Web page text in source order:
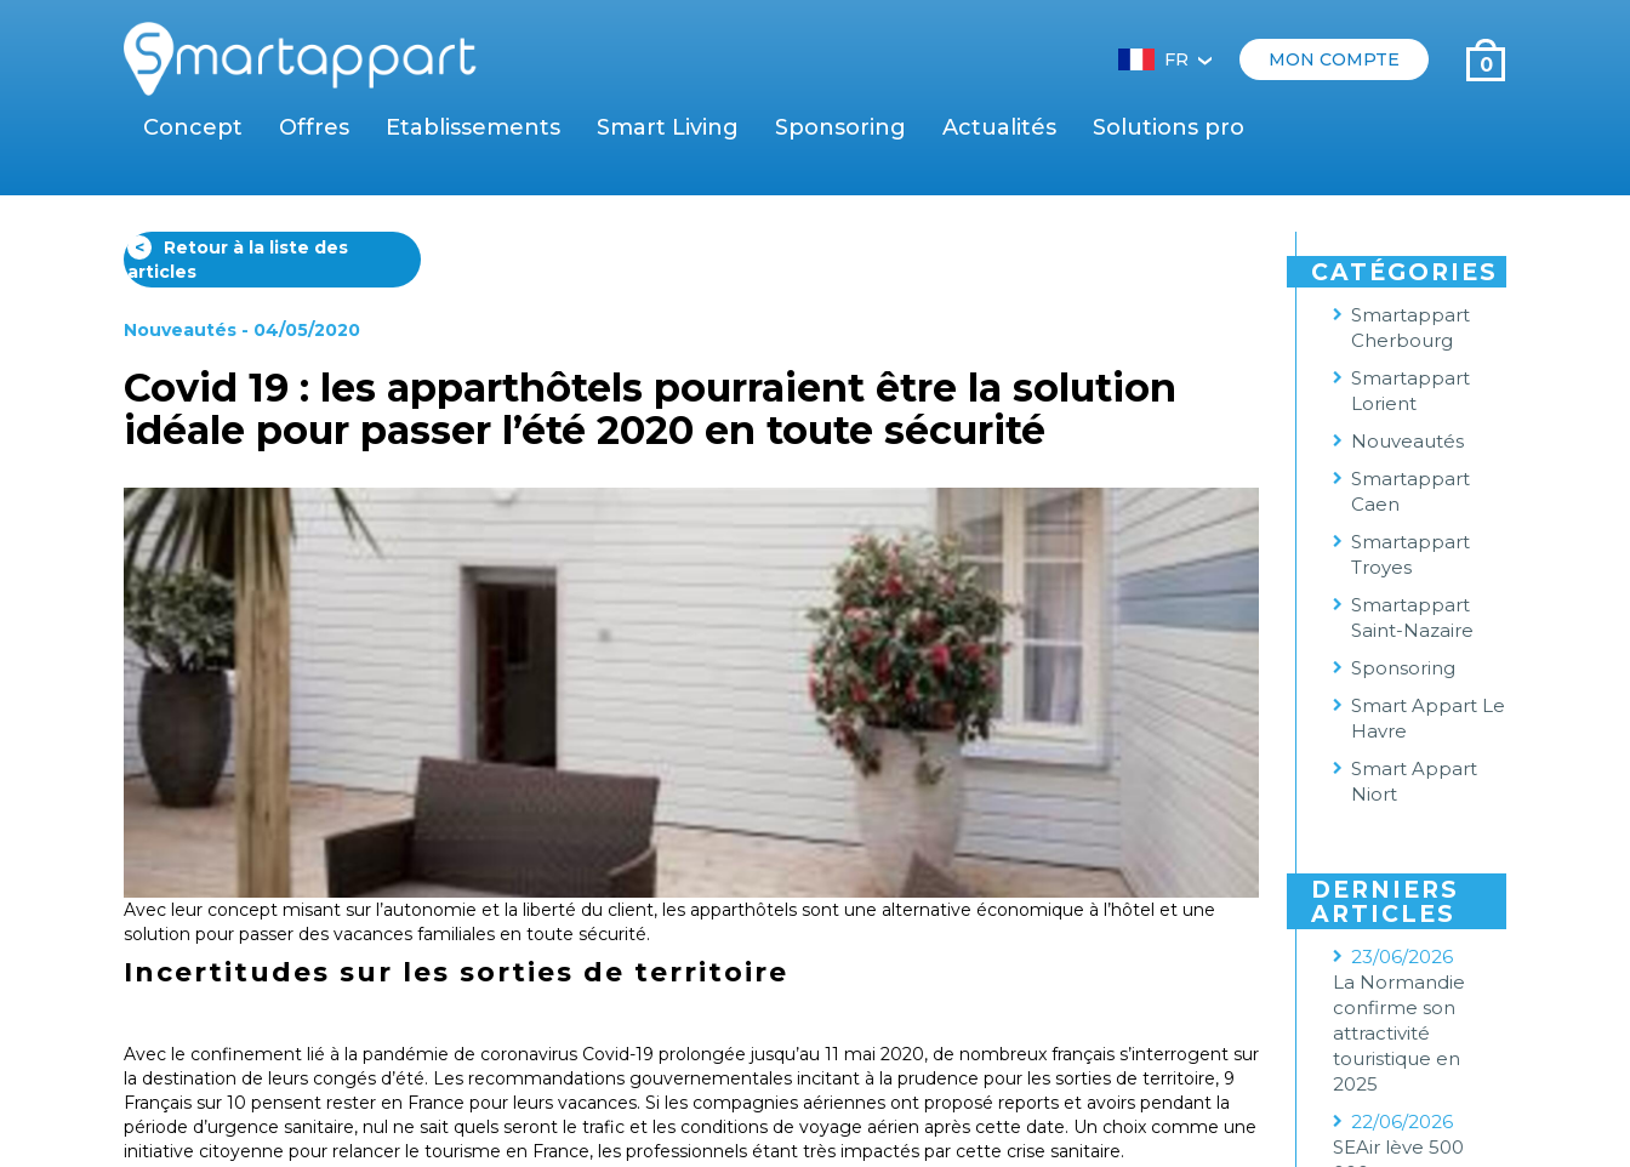
FR‹ MON COMPTE 0
Concept Offres Etablissements Smart Living Sponsoring Actualités Solutions pro
<
Retour à la liste des
articles
Nouveautés - 04/05/2020
Covid 19 : les apparthôtels pourraient être la solution
idéale pour passer l’été 2020 en toute sécurité
Avec leur concept misant sur l’autonomie et la liberté du client, les apparthôtels sont une alternative économique à l’hôtel et une
solution pour passer des vacances familiales en toute sécurité.
Incertitudes sur les sorties de territoire
Avec le confinement lié à la pandémie de coronavirus Covid-19 prolongée jusqu’au 11 mai 2020, de nombreux français s’interrogent sur
la destination de leurs congés d’été. Les recommandations gouvernementales incitant à la prudence pour les sorties de territoire, 9
Français sur 10 pensent rester en France pour leurs vacances. Si les compagnies aériennes ont proposé reports et avoirs pendant la
période d’urgence sanitaire, nul ne sait quels seront le trafic et les conditions de voyage aérien après cette date. Un choix comme une
initiative citoyenne pour relancer le tourisme en France, les professionnels étant très impactés par cette crise sanitaire.
CATÉGORIES
Smartappart
Cherbourg
Smartappart
Lorient
Nouveautés
Smartappart
Caen
Smartappart
Troyes
Smartappart
Saint-Nazaire
Sponsoring
Smart Appart Le
Havre
Smart Appart
Niort
DERNIERS
ARTICLES
23/06/2026
La Normandie
confirme son
attractivité
touristique en
2025
22/06/2026
SEAir lève 500